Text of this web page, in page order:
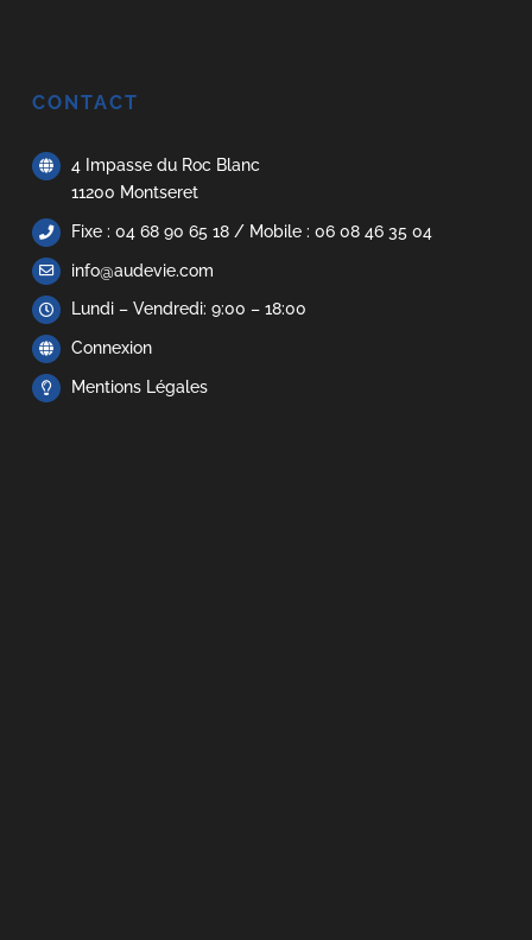
CONTACT
4 Impasse du Roc Blanc
11200 Montseret
Fixe : 04 68 90 65 18 / Mobile : 06 08 46 35 04
info@audevie.com
Lundi – Vendredi: 9:00 – 18:00
Connexion
Mentions Légales